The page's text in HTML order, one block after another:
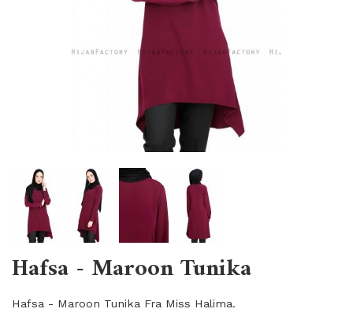
Hafsa - Maroon Tunika
Hafsa - Maroon Tunika Fra Miss Halima.